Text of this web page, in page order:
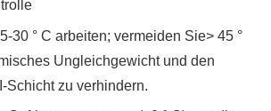
30 ° C arbeiten; vermeiden Sie> 45 °
Ungleichgewicht und den
Schicht zu verhindern.